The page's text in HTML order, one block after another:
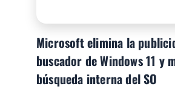
Microsoft elimina la
buscador de Windows 11 y
búsqueda interna del SO